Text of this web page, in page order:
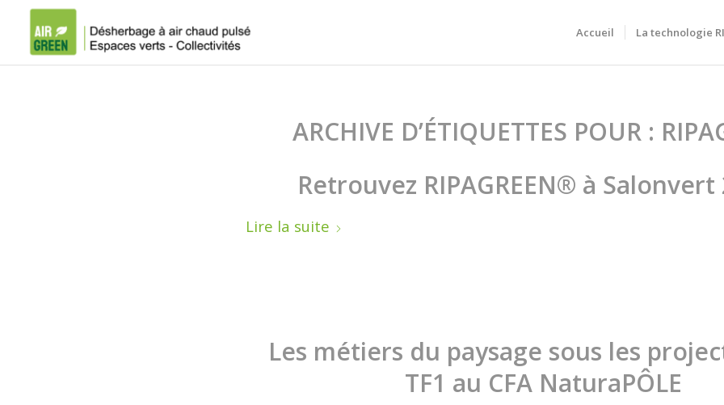
Accueil La technologie
ARCHIVE D’ÉTIQUETTES POUR :
Retrouvez RIPAGREEN® à Salonvert
Lire la suite
Les métiers du paysage sous les
TF1 au CFA NaturaPÔLE